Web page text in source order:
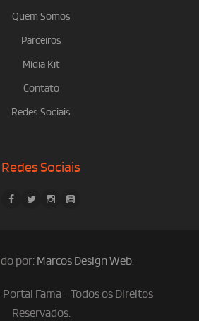
Quem Somos
Parceiros
Mídia Kit
Contato
Redes Sociais
Redes Sociais
por: Marcos Design Web.
Fama - Todos os Direitos
Reservados.